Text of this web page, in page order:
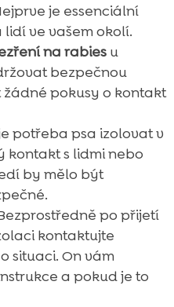
je essenciální
lidí ve vašem okolí.
na rabiesu
bezpečnou
pokusy o kontakt
potřeba psa izolovat v
kontakt s lidmi nebo
by mělo být
po přijetí
kontaktujte
situaci. On vám
a pokud je to